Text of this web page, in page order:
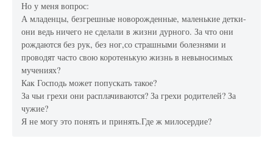
Но у меня вопрос:
А младенцы, безгрешные новорожденные, маленькие детки-
они ведь ничего не сделали в жизни дурного. За что они
рождаются без рук, без ног,со страшными болезнями и
проводят часто свою коротенькую жизнь в невыносимых
мучениях?
Как Господь может попускать такое?
За чьи грехи они расплачиваются? За грехи родителей? За
чужие?
Я не могу это понять и принять.Где ж милосердие?